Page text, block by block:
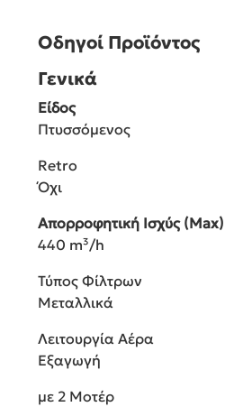
Οδηγοί Προϊόντος
Γενικά
Είδος
Πτυσσόμενος
Retro
Όχι
Απορροφητική Ισχύς (Max)
440 m³/h
Τύπος Φίλτρων
Μεταλλικά
Λειτουργία Αέρα
Εξαγωγή
με 2 Μοτέρ